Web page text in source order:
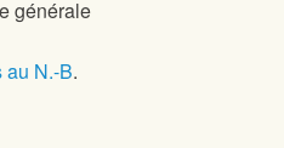
générale
au N.-B.